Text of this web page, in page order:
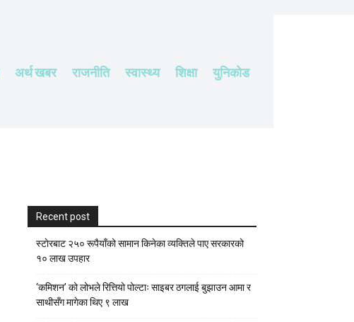
अर्थ खबर राजनीति स्वास्थ्य शिक्षा युनिकोड
Recent post
स्टाेरबाट २५० रूपैयाँको सामान किनेका व्यक्तिले पाए सरकारको
१० लाख उपहार
‘कमिशन’ को लोभले रित्तियो पोल्टाः साइबर ठगलाई बुझाउन आमा र
साथीसँग मागेका थिए ९ लाख